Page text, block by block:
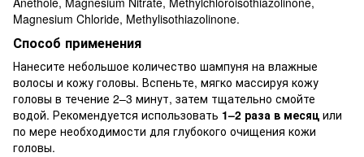
Magnesium Chloride, Methylisothiazolinone.
Способ применения
Нанесите небольшое количество шампуня на влажные
волосы и кожу головы. Вспеньте, мягко массируя кожу
головы в течение 2–3 минут, затем тщательно смойте
водой. Рекомендуется использовать 1–2 раза в месяц или
по мере необходимости для глубокого очищения кожи
головы.